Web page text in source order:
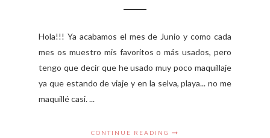
Hola!!! Ya acabamos el mes de Junio y como cada
mes os muestro mis favoritos o más usados, pero
tengo que decir que he usado muy poco maquillaje
ya que estando de viaje y en la selva, playa... no me
maquillé casi. ...
CONTINUE READING